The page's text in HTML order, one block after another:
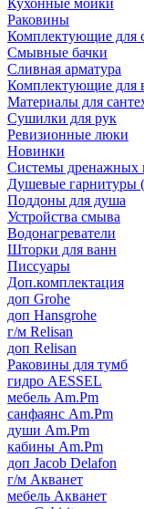
Кухонные мойки
Раковины
Комплектующие для
Смывные бачки
Сливная арматура
Комплектующие для
Материалы для
Сушилки для рук
Ревизионные люки
Новинки
Системы дренажных
Душевые гарнитуры
Поддоны для душа
Устройства смыва
Водонагреватели
Шторки для ванн
Писсуары
Доп.комплектация
доп Grohe
доп Hansgrohe
г/м Relisan
доп Relisan
Раковины для тумб
гидро AESSEL
мебель Am.Pm
санфаянс Am.Pm
души Am.Pm
кабины Am.Pm
доп Jacob Delafon
г/м Акванет
мебель Акванет